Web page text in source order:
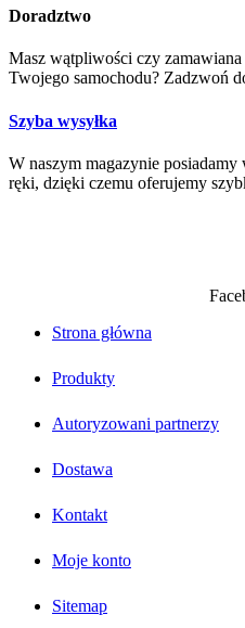
Doradztwo
Masz wątpliwości czy
Twojego samochodu? Zadzwoń
Szyba wysyłka
W naszym magazynie
ręki, dzięki czemu oferujemy
Strona główna
Produkty
Autoryzowani partnerzy
Dostawa
Kontakt
Moje konto
Sitemap